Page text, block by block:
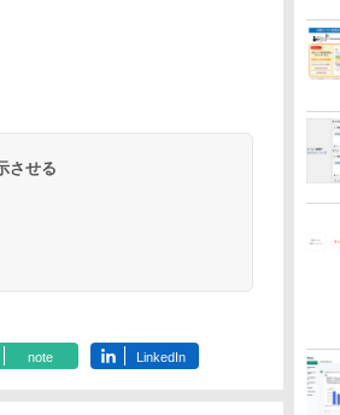
させる
note LinkedIn